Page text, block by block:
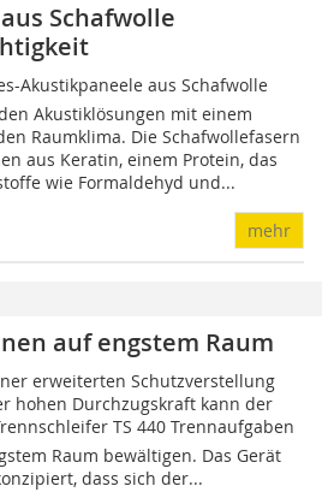
Schafwolle
Akustikpaneele aus Schafwolle
Akustiklösungen mit einem
Raumklima. Die Schafwollefasern
aus Keratin, einem Protein, das
wie Formaldehyd und...
mehr
auf engstem Raum
erweiterten Schutzverstellung
hohen Durchzugskraft kann der
TS 440 Trennaufgaben
Raum bewältigen. Das Gerät
dass sich der...